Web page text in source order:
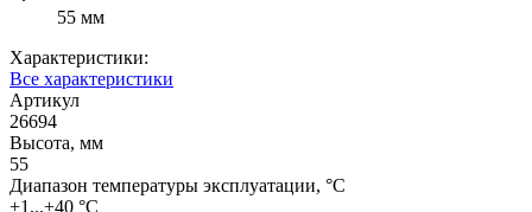
55 мм
Характеристики:
Все характеристики
Артикул
26694
Высота, мм
55
Диапазон температуры эксплуатации, °C
+1...+40 °C